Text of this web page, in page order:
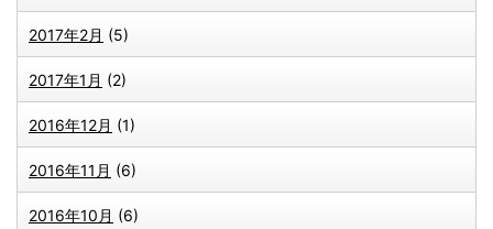
2017年2月 (5)
2017年1月 (2)
2016年12月 (1)
2016年11月 (6)
2016年10月 (6)